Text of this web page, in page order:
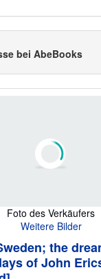
bei AbeBooks
Foto des Verkäufers
Weitere Bilder
the
of John